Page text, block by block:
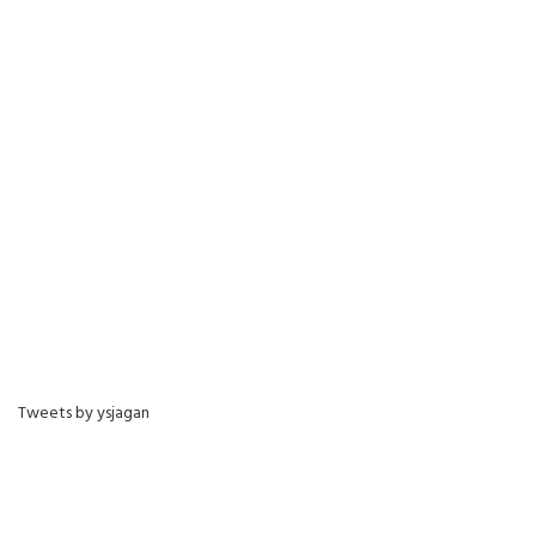
Tweets by ysjagan